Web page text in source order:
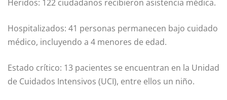
Heridos: 122 ciudadanos recibieron asistencia médica.
Hospitalizados: 41 personas permanecen bajo cuidado
médico, incluyendo a 4 menores de edad.
Estado crítico: 13 pacientes se encuentran en la Unidad
de Cuidados Intensivos (UCI), entre ellos un niño.